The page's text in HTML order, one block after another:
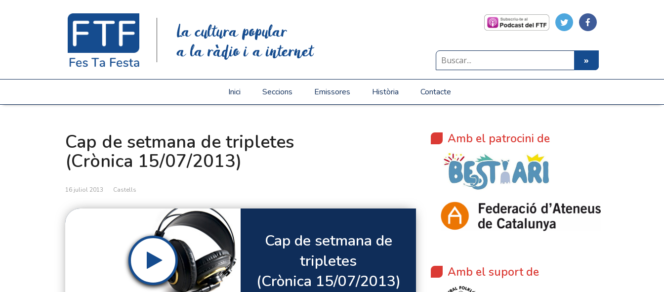
La cultura popular
a la ràdio i a internet
Inici Seccions Emissores Història Contacte
Cap de setmana de tripletes
(Crònica 15/07/2013)
16 juliol 2013 Castells
Cap de setmana de
tripletes
(Crònica 15/07/2013)
Amb el patrocini de
Amb el suport de